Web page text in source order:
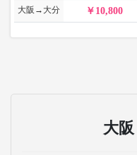
大阪→大分 10,800
大阪